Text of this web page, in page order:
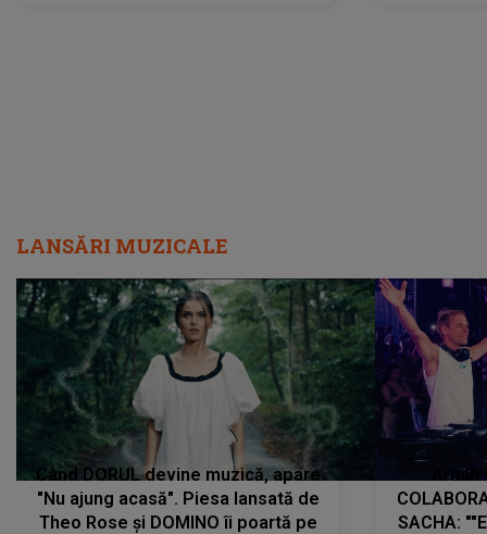
LANSĂRI MUZICALE
Când DORUL devine muzică, apare
"Nu ajung acasă". Piesa lansată de
Theo Rose și DOMINO îi poartă pe
SACHA: